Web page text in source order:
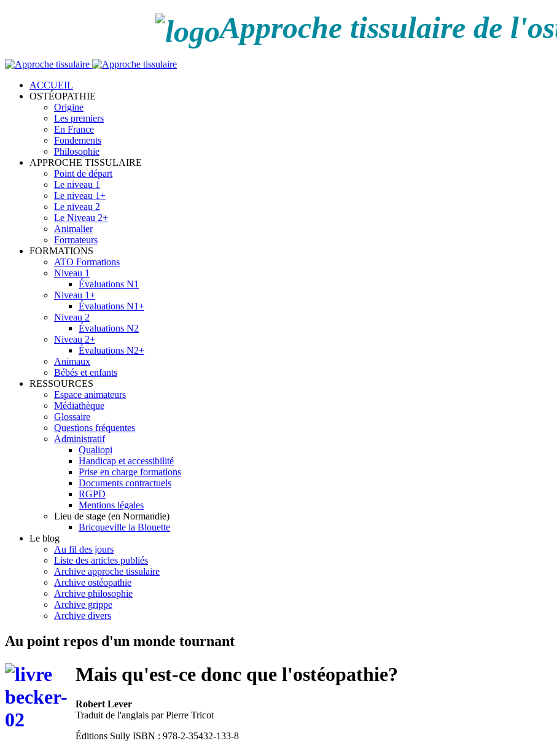
Approche tissulaire de
ACCUEIL
OSTÉOPATHIE
Origine
Les premiers
En France
Fondements
Philosophie
APPROCHE TISSULAIRE
Point de départ
Le niveau 1
Le niveau 1+
Le niveau 2
Le Niveau 2+
Animalier
Formateurs
FORMATIONS
ATO Formations
Niveau 1
Évaluations N1
Niveau 1+
Évaluations N1+
Niveau 2
Évaluations N2
Niveau 2+
Évaluations N2+
Animaux
Bébés et enfants
RESSOURCES
Espace animateurs
Médiathèque
Glossaire
Questions fréquentes
Administratif
Qualiopi
Handicap et accessibilité
Prise en charge formations
Documents contractuels
RGPD
Mentions légales
Lieu de stage (en Normandie)
Bricqueville la Blouette
Le blog
Au fil des jours
Liste des articles publiés
Archive approche tissulaire
Archive ostéopathie
Archive philosophie
Archive grippe
Archive divers
Au point repos d'un monde tournant
Mais qu'est-ce donc que l'ostéopathie?
Robert Lever
Traduit de l'anglais par Pierre Tricot
Éditions Sully ISBN : 978-2-35432-133-8